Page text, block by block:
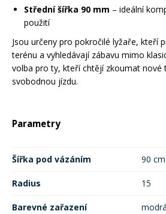
Střední šířka 90 mm – ideální
použití
Jsou určeny pro pokročilé lyžaře, kteří
terénu a vyhledávají zábavu mimo
volba pro ty, kteří chtějí zkoumat nové
svobodnou jízdu.
Parametry
Šířka pod vázáním 90 cm
Radius 15
Barevné zařazení modrá